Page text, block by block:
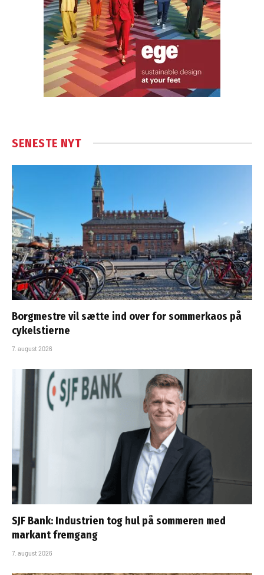
SENESTE NYT
Borgmestre vil sætte ind over for sommerkaos på
cykelstierne
7. august 2026
SJF Bank: Industrien tog hul på sommeren med
markant fremgang
7. august 2026